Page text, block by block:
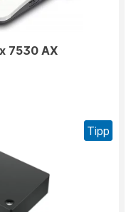
7530 AX
Tipp